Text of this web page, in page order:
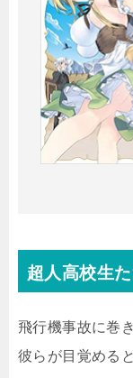
超人高校生
飛行機事故に巻
彼らが目覚める